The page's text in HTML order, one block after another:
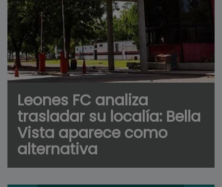
Leones FC analiza
trasladar su localía: Bella
Vista aparece como
alternativa